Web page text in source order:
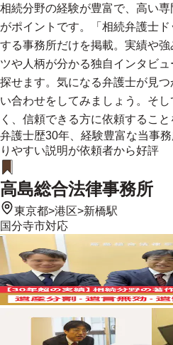
相続分野の経験が豊富で、高い
がポイントです。「相続弁護士
する事務所だけを掲載。実績や
ツや人柄が分かる独自インタビ
探せます。気になる弁護士が見
い合わせをしてみましょう。そ
く、信頼できる方に依頼すること
弁護士歴30年、経験豊富な当事
りやすい説明が依頼者から好評
高島総合法律事務所
東京都>港区>新橋駅
国分寺市対応